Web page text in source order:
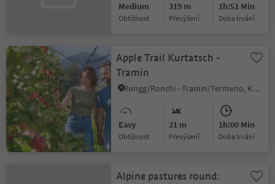
Medium
Obtížnost
319 m
Převýšení
1h:51 Min
doba trvání
Apple Trail Kurtatsch -
Tramin
Rungg/Ronchi - Tramin/Termeno, Kurtatsch an der Weinstraße/Cortaccia sulla Strada del Vino, Alto Adige Wine Road
Easy
Obtížnost
21 m
Převýšení
1h:00 Min
doba trvání
Alpine pastures round: